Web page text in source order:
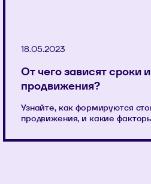
18.05.2023
От чего зависят сроки
продвижения?
Узнайте, как формируются
продвижения, и какие